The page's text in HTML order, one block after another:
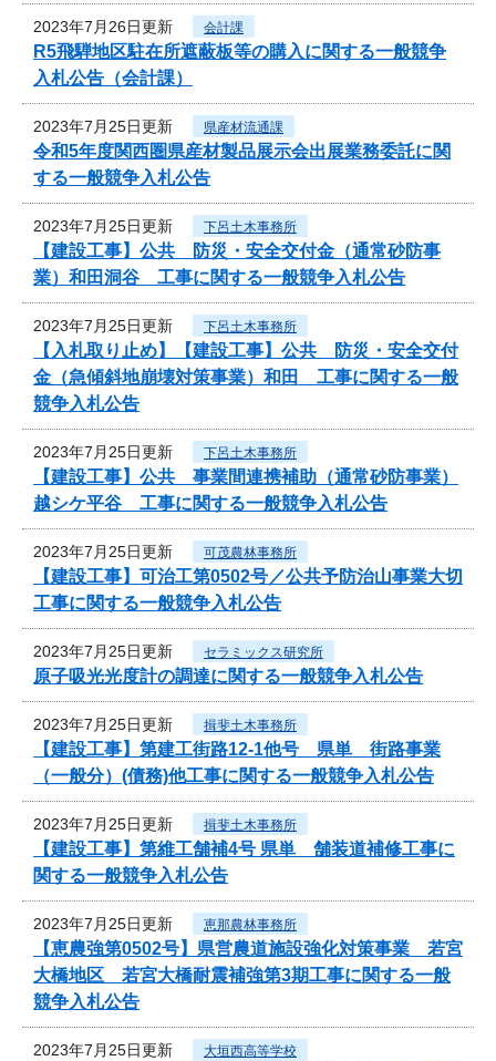
2023年7月26日更新 会計課
R5飛騨地区駐在所遮蔽板等の購入に関する一般競争
入札公告（会計課）
2023年7月25日更新 県産材流通課
令和5年度関西圏県産材製品展示会出展業務委託に関
する一般競争入札公告
2023年7月25日更新 下呂土木事務所
【建設工事】公共 防災・安全交付金（通常砂防事
業）和田洞谷 工事に関する一般競争入札公告
2023年7月25日更新 下呂土木事務所
【入札取り止め】【建設工事】公共 防災・安全交付
金（急傾斜地崩壊対策事業）和田 工事に関する一般
競争入札公告
2023年7月25日更新 下呂土木事務所
【建設工事】公共 事業間連携補助（通常砂防事業）
越シケ平谷 工事に関する一般競争入札公告
2023年7月25日更新 可茂農林事務所
【建設工事】可治工第0502号／公共予防治山事業大切
工事に関する一般競争入札公告
2023年7月25日更新 セラミックス研究所
原子吸光光度計の調達に関する一般競争入札公告
2023年7月25日更新 揖斐土木事務所
【建設工事】第建工街路12-1他号 県単 街路事業
（一般分）(債務)他工事に関する一般競争入札公告
2023年7月25日更新 揖斐土木事務所
【建設工事】第維工舗補4号 県単 舗装道補修工事に
関する一般競争入札公告
2023年7月25日更新 恵那農林事務所
【恵農強第0502号】県営農道施設強化対策事業 若宮
大橋地区 若宮大橋耐震補強第3期工事に関する一般
競争入札公告
2023年7月25日更新 大垣西高等学校